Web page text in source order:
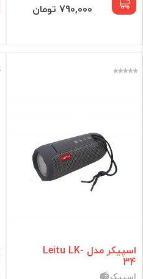
790,000 تومان
اسپیکر مدل Leitu LK-
34